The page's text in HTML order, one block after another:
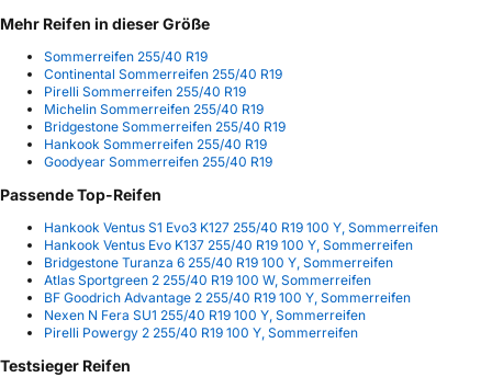
Mehr Reifen in dieser Größe
Sommerreifen 255/40 R19
Continental Sommerreifen 255/40 R19
Pirelli Sommerreifen 255/40 R19
Michelin Sommerreifen 255/40 R19
Bridgestone Sommerreifen 255/40 R19
Hankook Sommerreifen 255/40 R19
Goodyear Sommerreifen 255/40 R19
Passende Top-Reifen
Hankook Ventus S1 Evo3 K127 255/40 R19 100 Y, Sommerreifen
Hankook Ventus Evo K137 255/40 R19 100 Y, Sommerreifen
Bridgestone Turanza 6 255/40 R19 100 Y, Sommerreifen
Atlas Sportgreen 2 255/40 R19 100 W, Sommerreifen
BF Goodrich Advantage 2 255/40 R19 100 Y, Sommerreifen
Nexen N Fera SU1 255/40 R19 100 Y, Sommerreifen
Pirelli Powergy 2 255/40 R19 100 Y, Sommerreifen
Testsieger Reifen